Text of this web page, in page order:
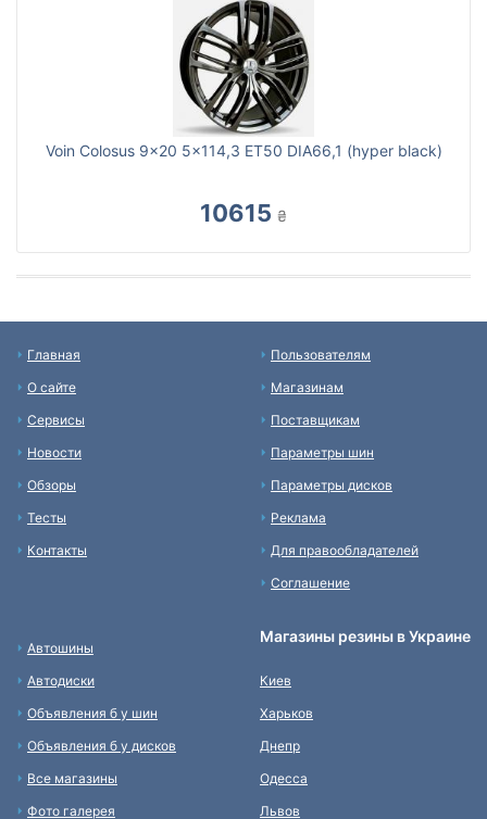
Voin Colosus 9x20 5x114,3 ET50 DIA66,1 (hyper black)
10615 ₴
Главная
О сайте
Сервисы
Новости
Обзоры
Тесты
Контакты
Пользователям
Магазинам
Поставщикам
Параметры шин
Параметры дисков
Реклама
Для правообладателей
Соглашение
Автошины
Автодиски
Объявления б у шин
Объявления б у дисков
Все магазины
Фото галерея
Магазины резины в Украине
Киев
Харьков
Днепр
Одесса
Львов